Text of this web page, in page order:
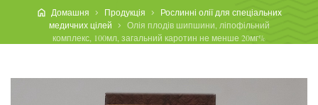
Домашня Продукція
Рослинні олії для спеціальних
медичних цілей
Олія плодів шипшини, ліпофільний
комплекс, 100мл, загальний каротин не менше 20мг%